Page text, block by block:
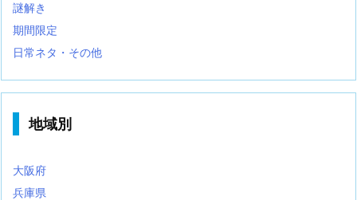
謎解き
期間限定
日常ネタ・その他
地域別
大阪府
兵庫県